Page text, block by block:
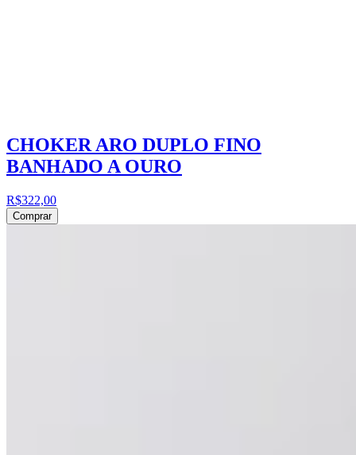
CHOKER ARO DUPLO FINO
BANHADO A OURO
R$322,00
Comprar